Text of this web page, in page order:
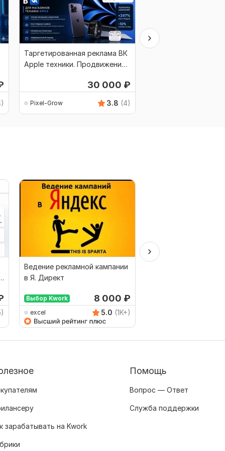
Таргетированная реклама ВК
Apple техники. Продвижение
30 000 ₽
Pixel-Grow 3.8 (4)
Ведение рекламной кампании
в Я. Директ
Выбор Kwork 8 000 ₽
excel 5.0 (1K+)
зарабатывать на Kwork
Помощь
Вопрос — Ответ
Служба поддержки